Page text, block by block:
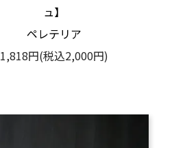
ュ】
ペレテリア
1,818円(税込2,000円)